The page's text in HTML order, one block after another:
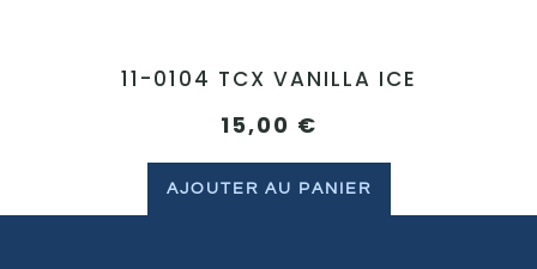
11-0104 TCX VANILLA ICE
15,00 €
AJOUTER AU PANIER